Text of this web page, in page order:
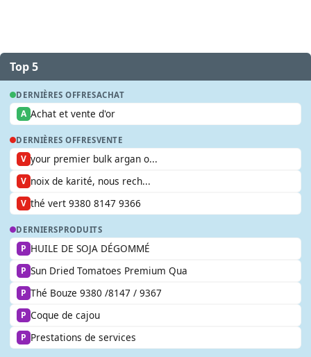
Top 5
DERNIÈRES OFFRESACHAT
A Achat et vente d'or
DERNIÈRES OFFRESVENTE
V your premier bulk argan o...
V noix de karité, nous rech...
V thé vert 9380 8147 9366
DERNIERSPRODUITS
P HUILE DE SOJA DÉGOMMÉ
P Sun Dried Tomatoes Premium Qua
P Thé Bouze 9380 /8147 / 9367
P Coque de cajou
P Prestations de services